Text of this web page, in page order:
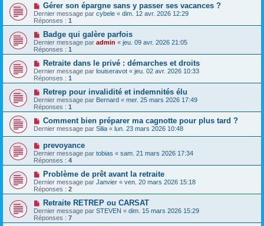
Gérer son épargne sans y passer ses vacances ?
Dernier message par cybele « dim. 12 avr. 2026 12:29
Réponses : 1
Badge qui galère parfois
Dernier message par admin « jeu. 09 avr. 2026 21:05
Réponses : 1
Retraite dans le privé : démarches et droits
Dernier message par louiseravot « jeu. 02 avr. 2026 10:33
Réponses : 1
Retrep pour invalidité et indemnités élu
Dernier message par Bernard « mer. 25 mars 2026 17:49
Réponses : 1
Comment bien préparer ma cagnotte pour plus tard ?
Dernier message par Silia « lun. 23 mars 2026 10:48
prevoyance
Dernier message par tobias « sam. 21 mars 2026 17:34
Réponses : 4
Problème de prêt avant la retraite
Dernier message par Janvier « ven. 20 mars 2026 15:18
Réponses : 2
Retraite RETREP ou CARSAT
Dernier message par STEVEN « dim. 15 mars 2026 15:29
Réponses : 7